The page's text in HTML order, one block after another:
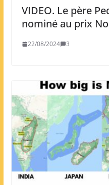
VIDEO. Le père
nominé au prix
22/08/2024 3